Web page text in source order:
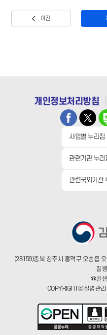
이전
개인정보처리방침
사업별 누리집
관련기관 누리
관련국외기관
(28159)충북 청주시 흥덕구 오송읍
질
☎콜
COPYRIGHTⓒ질병관리